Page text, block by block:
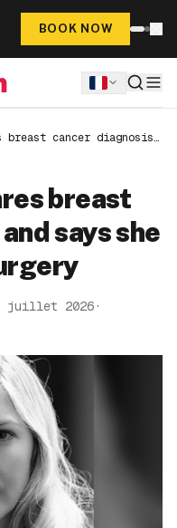
BOOK NOW
breast cancer diagnosis
breast
says she
juillet 2026·